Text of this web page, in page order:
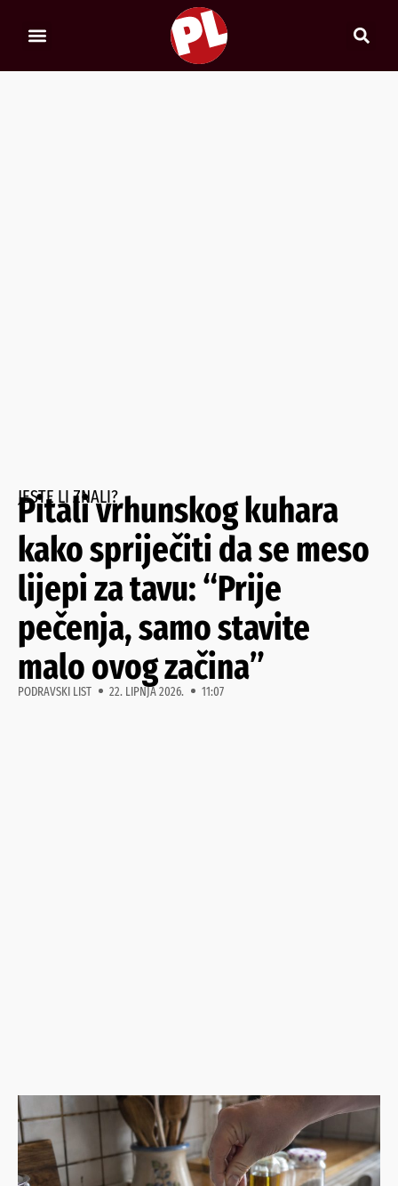
JESTE LI ZNALI?
Pitali vrhunskog kuhara
kako spriječiti da se meso
lijepi za tavu: “Prije
pečenja, samo stavite
malo ovog začina”
PODRAVSKI LIST 22. LIPNJA 2026. 11:07